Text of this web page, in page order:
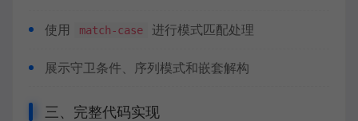
使用 match-case 进行模式匹配处理
展示守卫条件、序列模式和嵌套解构
三、完整代码实现